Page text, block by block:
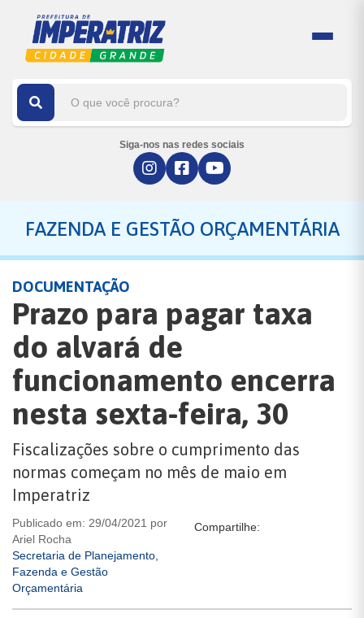
Siga-nos nas redes sociais
FAZENDA E GESTÃO ORÇAMENTÁRIA
DOCUMENTAÇÃO
Prazo para pagar taxa
do alvará de
funcionamento encerra
nesta sexta-feira, 30
Fiscalizações sobre o cumprimento das
normas começam no mês de maio em
Imperatriz
Publicado em: 29/04/2021 por
Ariel Rocha
Secretaria de Planejamento,
Fazenda e Gestão
Orçamentária
Compartilhe: